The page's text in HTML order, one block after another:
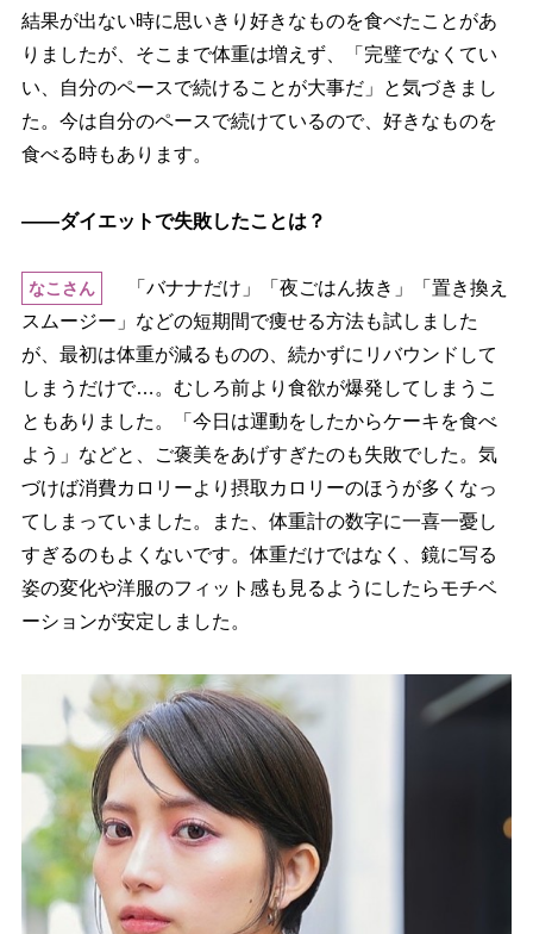
結果が出ない時に思いきり好きなものを食べたことがあ
りましたが、そこまで体重は増えず、「完璧でなくてい
い、自分のペースで続けることが大事だ」と気づきまし
た。今は自分のペースで続けているので、好きなものを
食べる時もあります。
――ダイエットで失敗したことは？
なこさん
「バナナだけ」「夜ごはん抜き」「置き換え
スムージー」などの短期間で痩せる方法も試しました
が、最初は体重が減るものの、続かずにリバウンドして
しまうだけで…。むしろ前より食欲が爆発してしまうこ
ともありました。「今日は運動をしたからケーキを食べ
よう」などと、ご褒美をあげすぎたのも失敗でした。気
づけば消費カロリーより摂取カロリーのほうが多くなっ
てしまっていました。また、体重計の数字に一喜一憂し
すぎるのもよくないです。体重だけではなく、鏡に写る
姿の変化や洋服のフィット感も見るようにしたらモチベ
ーションが安定しました。